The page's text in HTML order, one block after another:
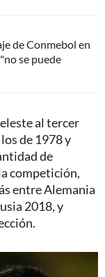
de Conmebol en
se puede
al tercer
de 1978 y
de
competición,
entre Alemania
2018, y